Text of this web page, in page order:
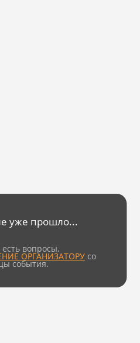
уже прошло...
есть вопросы,
ОРГАНИЗАТОРУ со
события.